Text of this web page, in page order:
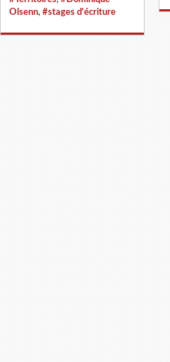
Olsenn, #stages d'écriture